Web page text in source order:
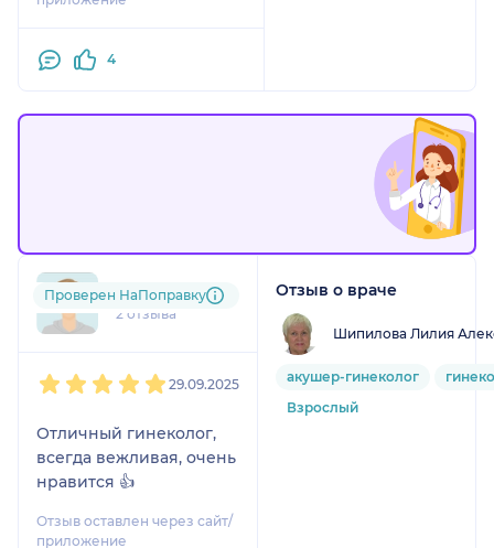
объяснил результаты.
Спасибо, вам, огромное,
4
Валерия
2 отзыва
Проверен НаПоправку
29.09.2025
Отличный гинеколог,
всегда вежливая, очень
нравится 👍
Отзыв оставлен через сайт/
приложение
Отзыв о враче
Шипилова Лилия
акушер-гинеколог
Взрослый